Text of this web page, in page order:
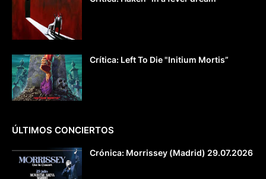
Crítica: Left To Die "Initium Mortis”
ÚLTIMOS CONCIERTOS
Crónica: Morrissey (Madrid) 29.07.2026